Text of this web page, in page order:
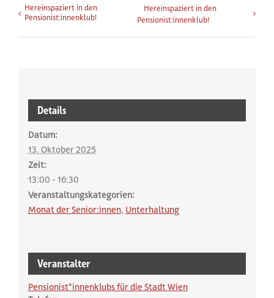
Veranstaltung-Navigation
Hereinspaziert in den
Pensionist:innenklub!
Hereinspaziert in den
Pensionist:innenklub!
Details
Datum:
13. Oktober 2025
Zeit:
13:00 - 16:30
Veranstaltungskategorien:
Monat der Senior:innen, Unterhaltung
Veranstalter
Pensionist*innenklubs für die Stadt Wien